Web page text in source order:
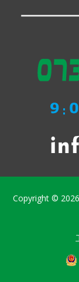
Copyright ©